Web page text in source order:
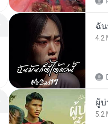
ฉั
4.2
ผู้บ่
5.2